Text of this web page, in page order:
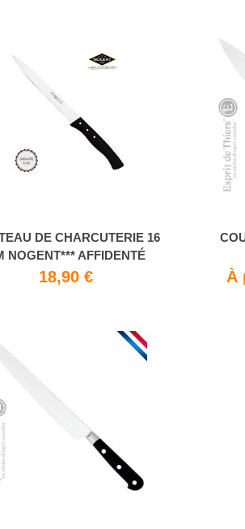
DE CHARCUTERIE 16
NOGENT*** AFFIDENTÉ
18,90 € À